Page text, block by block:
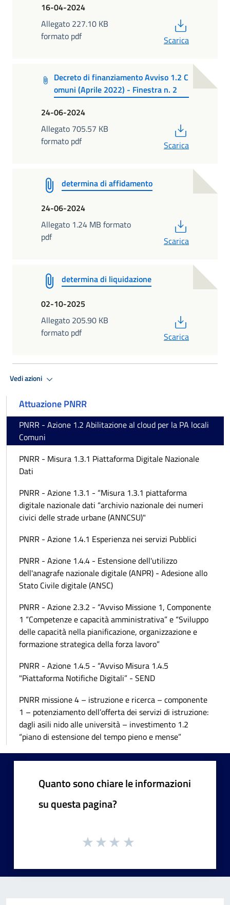
16-04-2024
Allegato 227.10 KB
formato pdf
Scarica
Decreto di finanziamento Avviso 1.2 C
omuni (Aprile 2022) - Finestra n. 2
24-06-2024
Allegato 705.57 KB
formato pdf
Scarica
determina di affidamento
24-06-2024
Allegato 1.24 MB formato
pdf
Scarica
determina di liquidazione
02-10-2025
Allegato 205.90 KB
formato pdf
Scarica
Vedi azioni
Attuazione PNRR
PNRR - Azione 1.2 Abilitazione al cloud per la PA locali
Comuni
PNRR - Misura 1.3.1 Piattaforma Digitale Nazionale
Dati
PNRR - Azione 1.3.1 - “Misura 1.3.1 piattaforma
digitale nazionale dati “archivio nazionale dei numeri
civici delle strade urbane (ANNCSU)"
PNRR - Azione 1.4.1 Esperienza nei servizi Pubblici
PNRR - Azione 1.4.4 - Estensione dell'utilizzo
dell'anagrafe nazionale digitale (ANPR) - Adesione allo
Stato Civile digitale (ANSC)
PNRR - Azione 2.3.2 - “Avviso Missione 1, Componente
1 “Competenze e capacità amministrativa” e “Sviluppo
delle capacità nella pianificazione, organizzazione e
formazione strategica della forza lavoro”
PNRR - Azione 1.4.5 - “Avviso Misura 1.4.5
"Piattaforma Notifiche Digitali” - SEND
PNRR missione 4 – istruzione e ricerca – componente
1 – potenziamento dell’offerta dei servizi di istruzione:
dagli asili nido alle università – investimento 1.2
“piano di estensione del tempo pieno e mense”
Quanto sono chiare le informazioni
su questa pagina?